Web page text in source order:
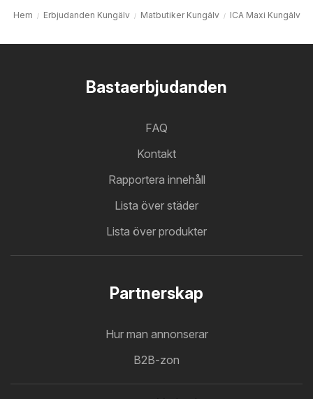
Hem Erbjudanden Kungälv Matbutiker Kungälv ICA Maxi Kungälv
Bastaerbjudanden
FAQ
Kontakt
Rapportera innehåll
Lista över städer
Lista över produkter
Partnerskap
Hur man annonserar
B2B-zon